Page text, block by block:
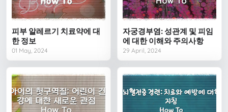
피부 알레르기 치료약에 대
한 정보
01 May, 2024
자궁경부염: 성관계 및 피임
에 대한 이해와 주의사항
29 April, 2024